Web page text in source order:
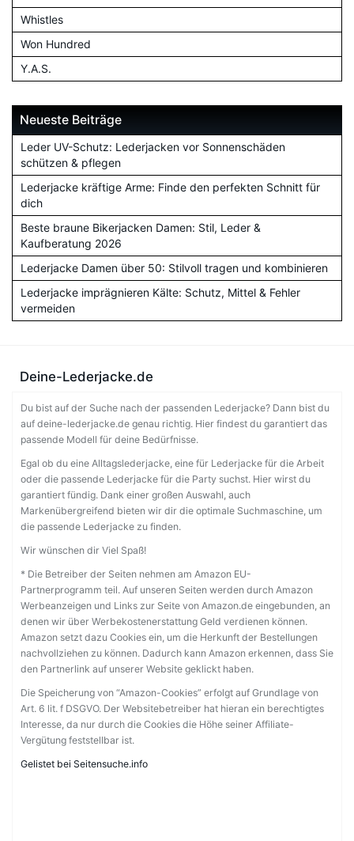
Whistles
Won Hundred
Y.A.S.
Neueste Beiträge
Leder UV-Schutz: Lederjacken vor Sonnenschäden
schützen & pflegen
Lederjacke kräftige Arme: Finde den perfekten Schnitt für
dich
Beste braune Bikerjacken Damen: Stil, Leder &
Kaufberatung 2026
Lederjacke Damen über 50: Stilvoll tragen und kombinieren
Lederjacke imprägnieren Kälte: Schutz, Mittel & Fehler
vermeiden
Deine-Lederjacke.de
Du bist auf der Suche nach der passenden Lederjacke? Dann bist du
auf deine-lederjacke.de genau richtig. Hier findest du garantiert das
passende Modell für deine Bedürfnisse.
Egal ob du eine Alltagslederjacke, eine für Lederjacke für die Arbeit
oder die passende Lederjacke für die Party suchst. Hier wirst du
garantiert fündig. Dank einer großen Auswahl, auch
Markenübergreifend bieten wir dir die optimale Suchmaschine, um
die passende Lederjacke zu finden.
Wir wünschen dir Viel Spaß!
* Die Betreiber der Seiten nehmen am Amazon EU-
Partnerprogramm teil. Auf unseren Seiten werden durch Amazon
Werbeanzeigen und Links zur Seite von Amazon.de eingebunden, an
denen wir über Werbekostenerstattung Geld verdienen können.
Amazon setzt dazu Cookies ein, um die Herkunft der Bestellungen
nachvollziehen zu können. Dadurch kann Amazon erkennen, dass Sie
den Partnerlink auf unserer Website geklickt haben.
Die Speicherung von “Amazon-Cookies” erfolgt auf Grundlage von
Art. 6 lit. f DSGVO. Der Websitebetreiber hat hieran ein berechtigtes
Interesse, da nur durch die Cookies die Höhe seiner Affiliate-
Vergütung feststellbar ist.
Gelistet bei Seitensuche.info